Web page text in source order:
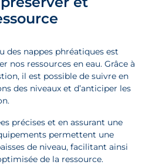
des nappes phréatiques est
nos ressources en eau. Grâce à
il est possible de suivre en
des niveaux et d’anticiper les
précises et en assurant une
permettent une
de niveau, facilitant ainsi
de la ressource.